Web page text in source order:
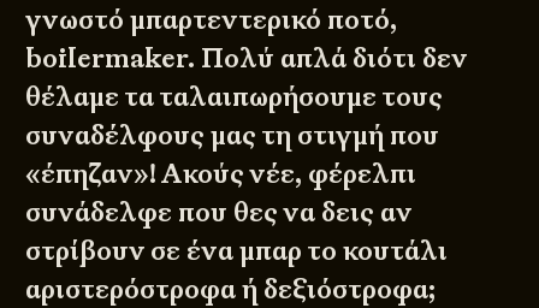
γνωστό μπαρτεντερικό ποτό,
boilermaker. Πολύ απλά διότι δεν
θέλαμε τα ταλαιπωρήσουμε τους
συναδέλφους μας τη στιγμή που
«έπηζαν»! Ακούς νέε, φέρελπι
συνάδελφε που θες να δεις αν
στρίβουν σε ένα μπαρ το κουτάλι
αριστερόστροφα ή δεξιόστροφα;